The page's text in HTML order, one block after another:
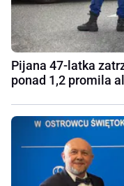
Pijana 47-latka
ponad 1,2 promila